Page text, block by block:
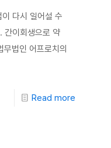
다시 일어설 수
간이회생으로 약
법인 어프로치의
Read more